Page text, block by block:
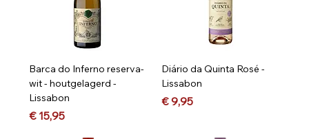
Barca do Inferno reserva-
wit - houtgelagerd -
Lissabon
Prijs
€ 15,95
Diário da Quinta Rosé -
Lissabon
Prijs
€ 9,95